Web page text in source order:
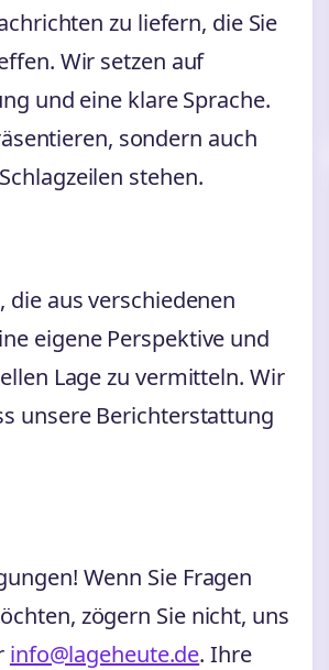
zu liefern, die Sie
Wir setzen auf
und eine klare Sprache.
sondern auch
stehen.
die aus verschiedenen
eigene Perspektive und
Lage zu vermitteln. Wir
unsere Berichterstattung
Wenn Sie Fragen
zögern Sie nicht, uns
info@lageheute.de. Ihre